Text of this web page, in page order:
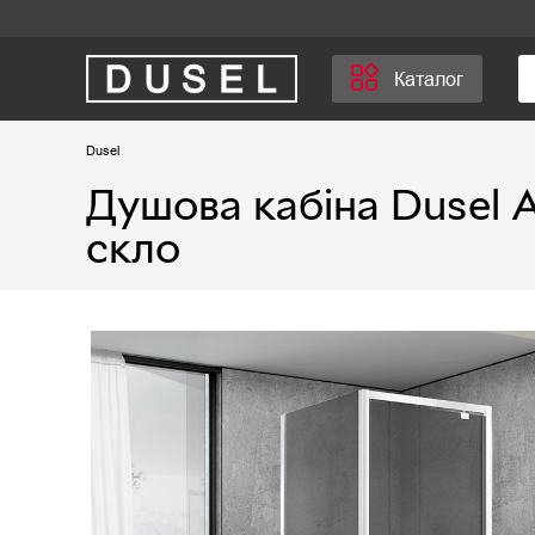
Каталог
Dusel
Душова кабіна Dusel
скло